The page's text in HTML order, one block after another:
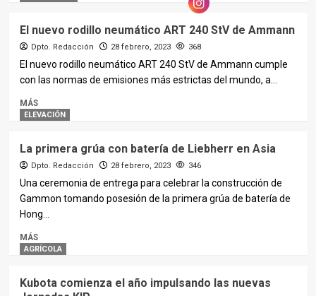
El nuevo rodillo neumático ART 240 StV de Ammann
Dpto. Redacción 28 febrero, 2023 368
El nuevo rodillo neumático ART 240 StV de Ammann cumple
con las normas de emisiones más estrictas del mundo, a...
MÁS
ELEVACIÓN
La primera grúa con batería de Liebherr en Asia
Dpto. Redacción 28 febrero, 2023 346
Una ceremonia de entrega para celebrar la construcción de
Gammon tomando posesión de la primera grúa de batería de
Hong...
MÁS
AGRÍCOLA
Kubota comienza el año impulsando las nuevas